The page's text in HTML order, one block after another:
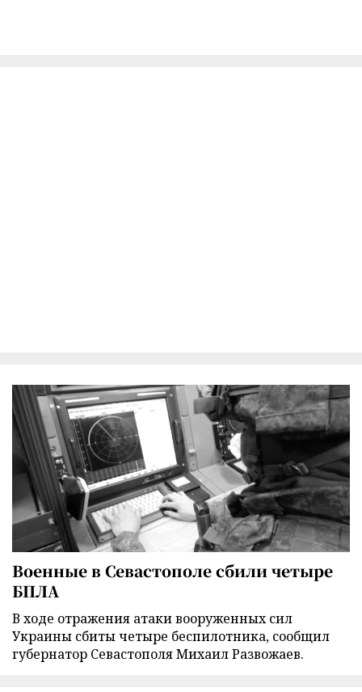
Военные в Севастополе сбили четыре
БПЛА
В ходе отражения атаки вооруженных сил
Украины сбиты четыре беспилотника, сообщил
губернатор Севастополя Михаил Развожаев.